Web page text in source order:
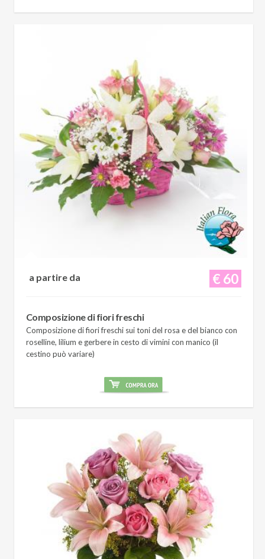
€ 60
a partire da
Composizione di fiori freschi
Composizione di fiori freschi sui toni del rosa e del bianco con
roselline, lilium e gerbere in cesto di vimini con manico (il
cestino può variare)